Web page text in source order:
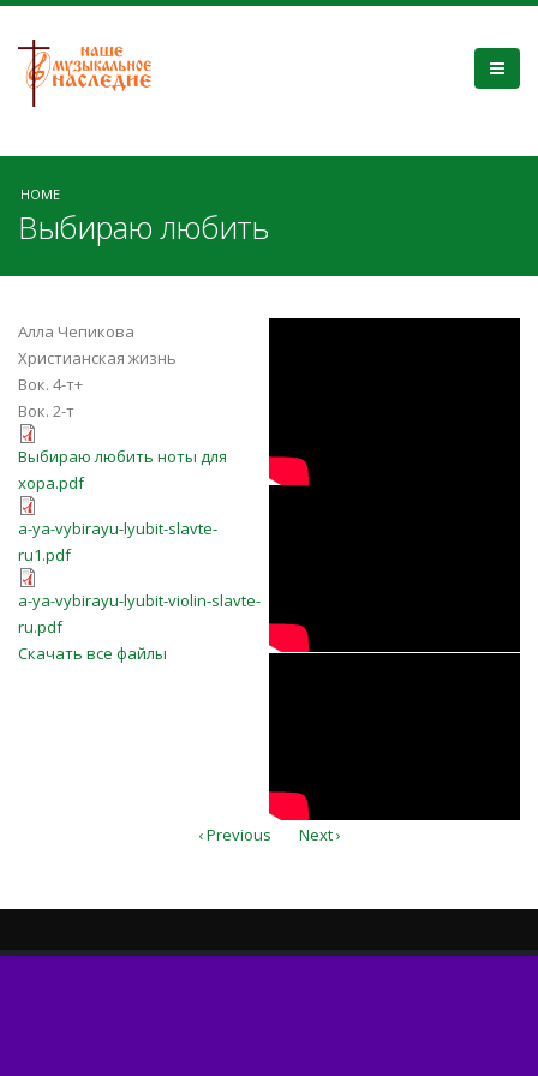
HOME
Выбираю любить
Алла Чепикова
Христианская жизнь
Вок. 4-т+
Вок. 2-т
Выбираю любить ноты для
хора.pdf
Выбираю любить ноты для
хора.pdf
a-ya-vybirayu-lyubit-slavte-ru1.pdf
a-ya-vybirayu-lyubit-slavte-
ru1.pdf
a-ya-vybirayu-lyubit-violin-slavte-
ru.pdf
a-ya-vybirayu-lyubit-violin-slavte-
ru.pdf
Скачать все файлы
‹ Previous Next ›